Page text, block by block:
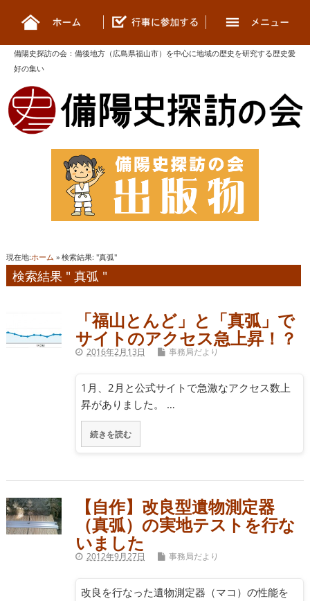
備陽史探訪の会 ： 備後地方（広島県福山市）を中心に地域の歴史を研究する歴史愛
好の集い
現在地:ホーム » 検索結果: "真弧"
検索結果 " 真弧 "
「福山とんど」と「真弧」で
サイトのアクセス急上昇！？
2016年2月13日 事務局だより
1月、2月と公式サイトで急激なアクセス数上
昇がありました。 …
続きを読む
【自作】改良型遺物測定器
（真弧）の実地テストを行な
いました
2012年9月27日 事務局だより
改良を行なった遺物測定器（マコ）の性能を